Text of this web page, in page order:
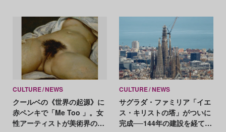
CULTURE NEWS
クールベの《世界の起源》に
赤ペンキで「Me Too 」。女
性アーティストが美術界の女
CULTURE NEWS
サグラダ・ファミリア「イエ
ス・キリストの塔」がついに
完成──144年の建設を経て高